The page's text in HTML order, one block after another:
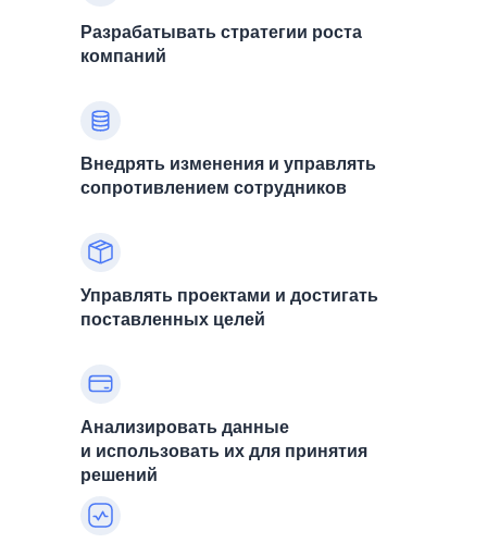
Разрабатывать стратегии роста
компаний
Управлять проектами и достигать
поставленных целей
Анализировать данные
и использовать их для принятия
решений
Внедрять изменения и управлять
сопротивлением сотрудников